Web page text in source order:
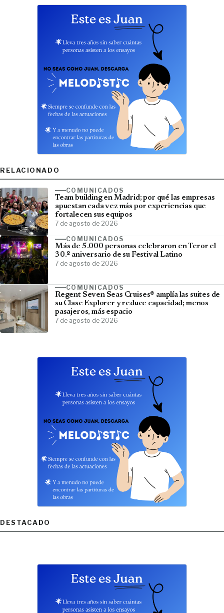
RELACIONADO
COMUNICADOS
Team building en Madrid; por qué las empresas
apuestan cada vez más por experiencias que
fortalecen sus equipos
7 de agosto de 2026
COMUNICADOS
Más de 5.000 personas celebraron en Teror el
30.º aniversario de su Festival Latino
7 de agosto de 2026
COMUNICADOS
Regent Seven Seas Cruises® amplía las suites de
su Clase Explorer y reduce capacidad; menos
pasajeros, más espacio
7 de agosto de 2026
DESTACADO